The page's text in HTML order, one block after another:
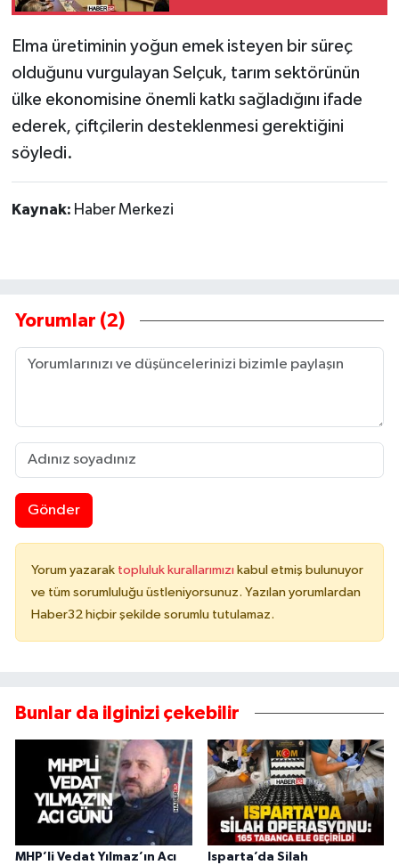
Elma üretiminin yoğun emek isteyen bir süreç
olduğunu vurgulayan Selçuk, tarım sektörünün
ülke ekonomisine önemli katkı sağladığını ifade
ederek, çiftçilerin desteklenmesi gerektiğini
söyledi.
Kaynak: Haber Merkezi
Yorumlar (2)
Gönder
Yorum yazarak topluluk kurallarımızı kabul etmiş bulunuyor
ve tüm sorumluluğu üstleniyorsunuz. Yazılan yorumlardan
Haber32 hiçbir şekilde sorumlu tutulamaz.
Bunlar da ilginizi çekebilir
MHP’li Vedat Yılmaz’ın Acı
Isparta’da Silah